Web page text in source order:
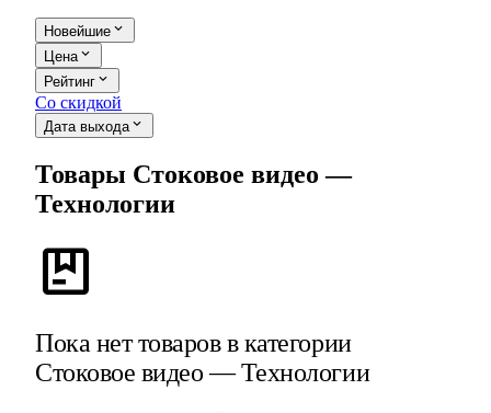
Новейшие expand_more
Цена expand_more
Рейтинг expand_more
Со скидкой
Дата выхода expand_more
Товары Стоковое видео —
Технологии
package
Пока нет товаров в категории
Стоковое видео — Технологии